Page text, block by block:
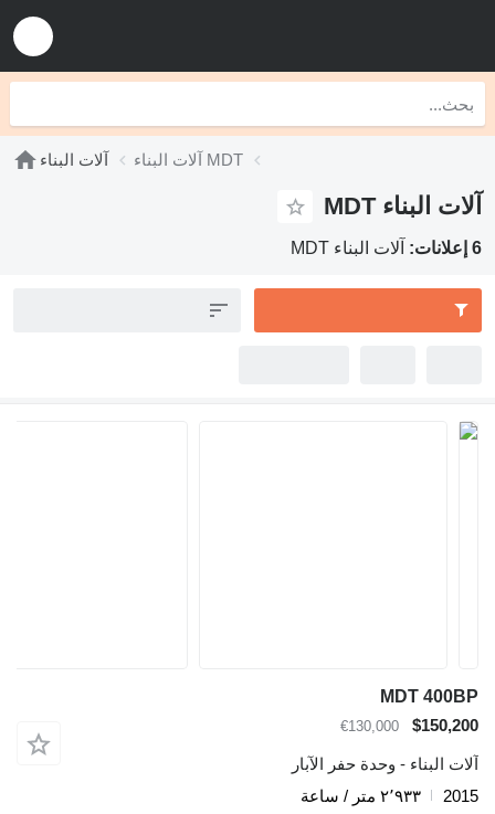
آلات البناء آلات البناء MDT
آلات البناء MDT
6 إعلانات: آلات البناء MDT
MDT 400BP
$150,200
€130,000
آلات البناء - وحدة حفر الآبار
2015
٢٬٩٣٣ متر / ساعة